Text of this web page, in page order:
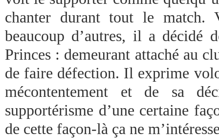
chanter durant tout le match.
beaucoup d’autres, il a décidé
Princes : demeurant attaché au
de faire défection. Il exprime
mécontentement et de sa
supportérisme d’une certaine
de cette façon-là ça ne